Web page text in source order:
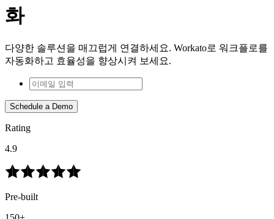
화
다양한 솔루션을 매끄럽게 연결하세요. Workato로 워크플로를
자동화하고 효율성을 향상시켜 보세요.
Schedule a Demo
Rating
4.9
Pre-built